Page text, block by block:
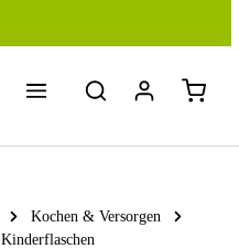
Kochen & Versorgen
Kinderflaschen